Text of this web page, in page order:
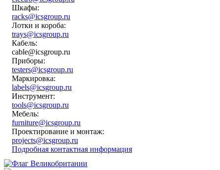
Шкафы:
racks@icsgroup.ru
Лотки и короба:
trays@icsgroup.ru
Кабель:
cable@icsgroup.ru
Приборы:
testers@icsgroup.ru
Маркировка:
labels@icsgroup.ru
Инструмент:
tools@icsgroup.ru
Мебель:
furniture@icsgroup.ru
Проектирование и монтаж:
projects@icsgroup.ru
Подробная контактная информация